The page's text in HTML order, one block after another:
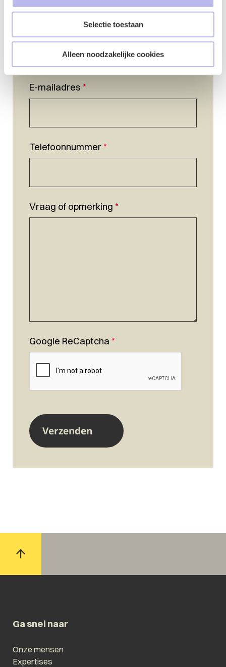
Selectie toestaan
Alleen noodzakelijke cookies
E-mailadres *
Telefoonnummer*
Vraag of opmerking *
Google ReCaptcha *
Ga snel naar
Onze mensen
Expertises